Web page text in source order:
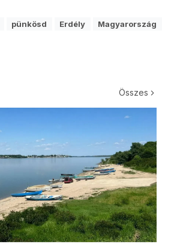
pünkösd Erdély
Magyarország
Összes